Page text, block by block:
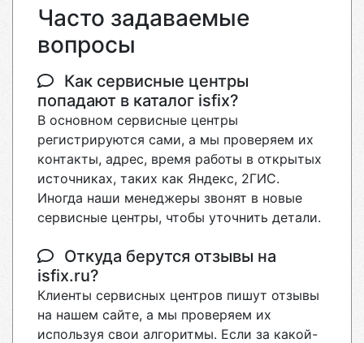
Часто задаваемые
вопросы
Как сервисные центры
попадают в каталог isfix?
В основном сервисные центры
регистрируются сами, а мы проверяем их
контакты, адрес, время работы в открытых
источниках, таких как Яндекс, 2ГИС.
Иногда наши менеджеры звонят в новые
сервисные центры, чтобы уточнить детали.
Откуда берутся отзывы на
isfix.ru?
Клиенты сервисных центров пишут отзывы
на нашем сайте, а мы проверяем их
используя свои алгоритмы. Если за какой-